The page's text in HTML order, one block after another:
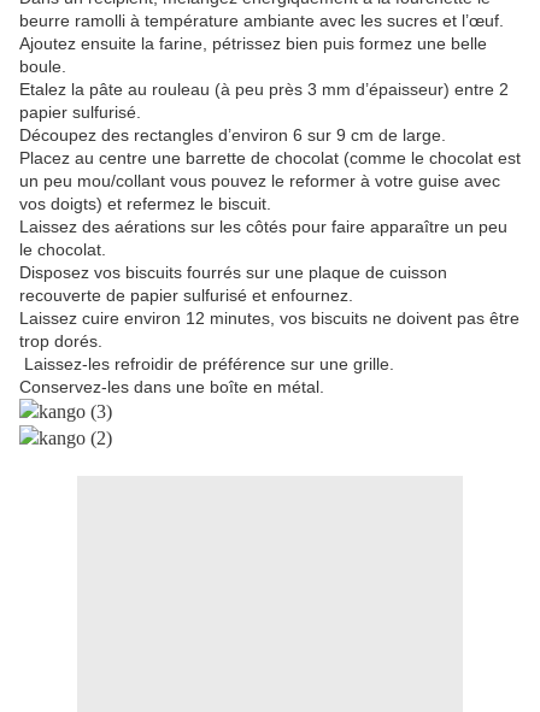
beurre ramolli à température ambiante avec les sucres et l’œuf.
Ajoutez ensuite la farine, pétrissez bien puis formez une belle
boule.
Etalez la pâte au rouleau (à peu près 3 mm d’épaisseur) entre 2
papier sulfurisé.
Découpez des rectangles d’environ 6 sur 9 cm de large.
Placez au centre une barrette de chocolat (comme le chocolat est
un peu mou/collant vous pouvez le reformer à votre guise avec
vos doigts) et refermez le biscuit.
Laissez des aérations sur les côtés pour faire apparaître un peu
le chocolat.
Disposez vos biscuits fourrés sur une plaque de cuisson
recouverte de papier sulfurisé et enfournez.
Laissez cuire environ 12 minutes, vos biscuits ne doivent pas être
trop dorés.
Laissez-les refroidir de préférence sur une grille.
Conservez-les dans une boîte en métal.